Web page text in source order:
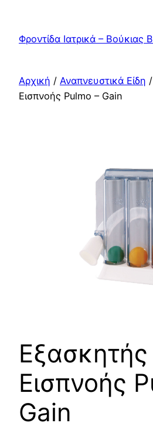
περιεχόμενο
Φροντίδα Ιατρικά – Βούκιας
Αρχική / Αναπνευστικά Είδη
Εισπνοής Pulmo – Gain
Εξασκητής
Εισπνοής
Gain